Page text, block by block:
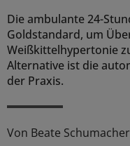
Die ambulante 24-
Goldstandard, um
Weißkittelhypertonie
Alternative ist die
der Praxis.
Von Beate Schumacher